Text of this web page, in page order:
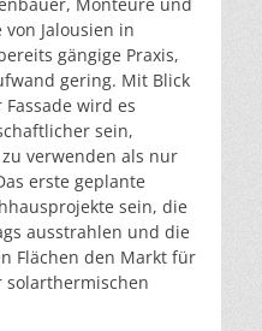
Jalousien in
gängige Praxis,
gering. Mit Blick
wird es
sein,
verwenden als nur
erste geplante
sein, die
ausstrahlen und die
Flächen den Markt für